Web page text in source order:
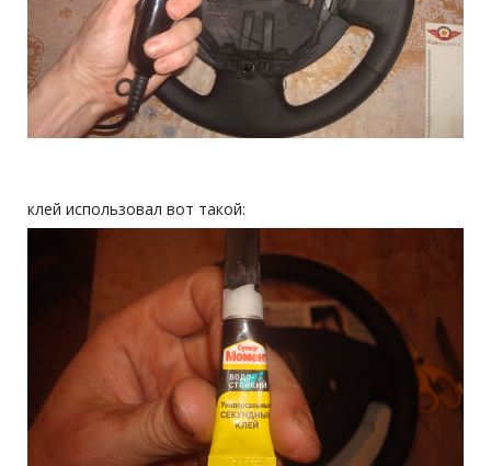
клей использовал вот такой: